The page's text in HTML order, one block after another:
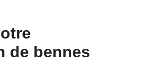
de bennes